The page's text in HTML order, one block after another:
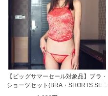
【ビッグサマーセール対象品】ブラ・
ショーツセット(BRA・SHORTS SET)